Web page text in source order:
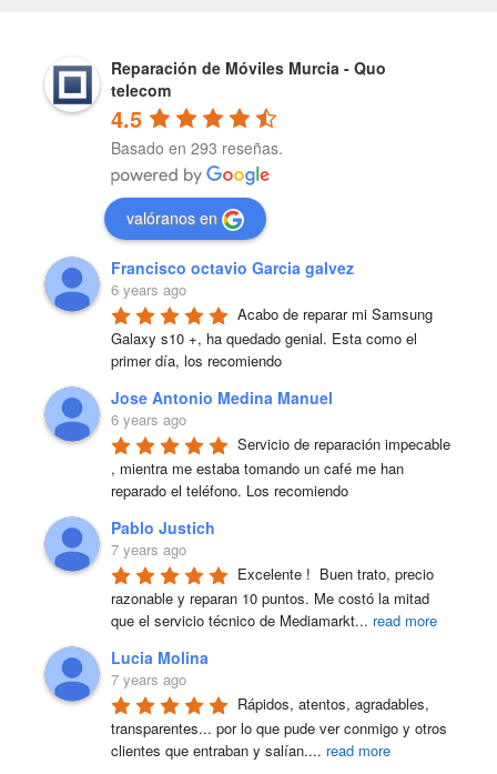
Reparación de Móviles Murcia - Quo
telecom
4.5
Basado en 293 reseñas.
valóranos en
Francisco octavio Garcia galvez
6 years ago
Acabo de reparar mi Samsung
Galaxy s10 +, ha quedado genial. Esta como el
primer día, los recomiendo
Jose Antonio Medina Manuel
6 years ago
Servicio de reparación impecable
, mientra me estaba tomando un café me han
reparado el teléfono. Los recomiendo
Pablo Justich
7 years ago
Excelente !  Buen trato, precio
razonable y reparan 10 puntos. Me costó la mitad
que el servicio técnico de Mediamarkt... read more
Lucia Molina
7 years ago
Rápidos, atentos, agradables,
transparentes... por lo que pude ver conmigo y otros
clientes que entraban y salían.... read more